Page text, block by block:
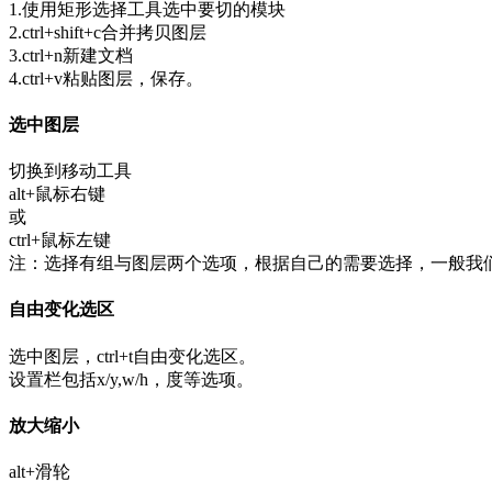
1.使用矩形选择工具选中要切的模块
2.ctrl+shift+c合并拷贝图层
3.ctrl+n新建文档
4.ctrl+v粘贴图层，保存。
选中图层
切换到移动工具
alt+鼠标右键
或
ctrl+鼠标左键
注：选择有组与图层两个选项，根据自己的需要选择，一般我
自由变化选区
选中图层，ctrl+t自由变化选区。
设置栏包括x/y,w/h，度等选项。
放大缩小
alt+滑轮